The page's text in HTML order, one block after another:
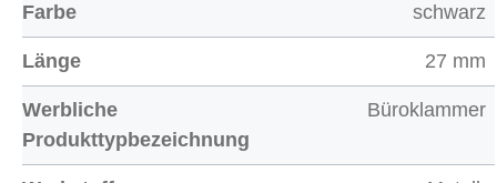
Farbe schwarz
Länge 27 mm
Werbliche
Produkttypbezeichnung
Büroklammer